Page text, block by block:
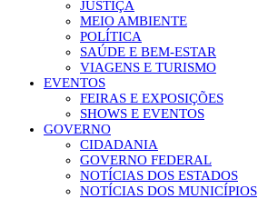
JUSTIÇA
MEIO AMBIENTE
POLÍTICA
SAÚDE E BEM-ESTAR
VIAGENS E TURISMO
EVENTOS
FEIRAS E EXPOSIÇÕES
SHOWS E EVENTOS
GOVERNO
CIDADANIA
GOVERNO FEDERAL
NOTÍCIAS DOS ESTADOS
NOTÍCIAS DOS MUNICÍPIOS